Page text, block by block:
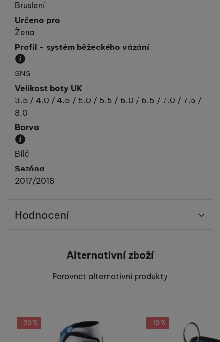
Bruslení
Určeno pro
Žena
Profil - systém běžeckého vázání
Profil určuje kompatibilitu vázání a boty.
SNS
Velikost boty UK
3.5 / 4.0 / 4.5 / 5.0 / 5.5 / 6.0 / 6.5 / 7.0 / 7.5 /
8.0
Barva
Převládající barva výrobku.
Bílá
Sezóna
2017/2018
Hodnocení
Recenze
Alternativní zboží
Porovnat alternativní produkty
-10 %
-20 %